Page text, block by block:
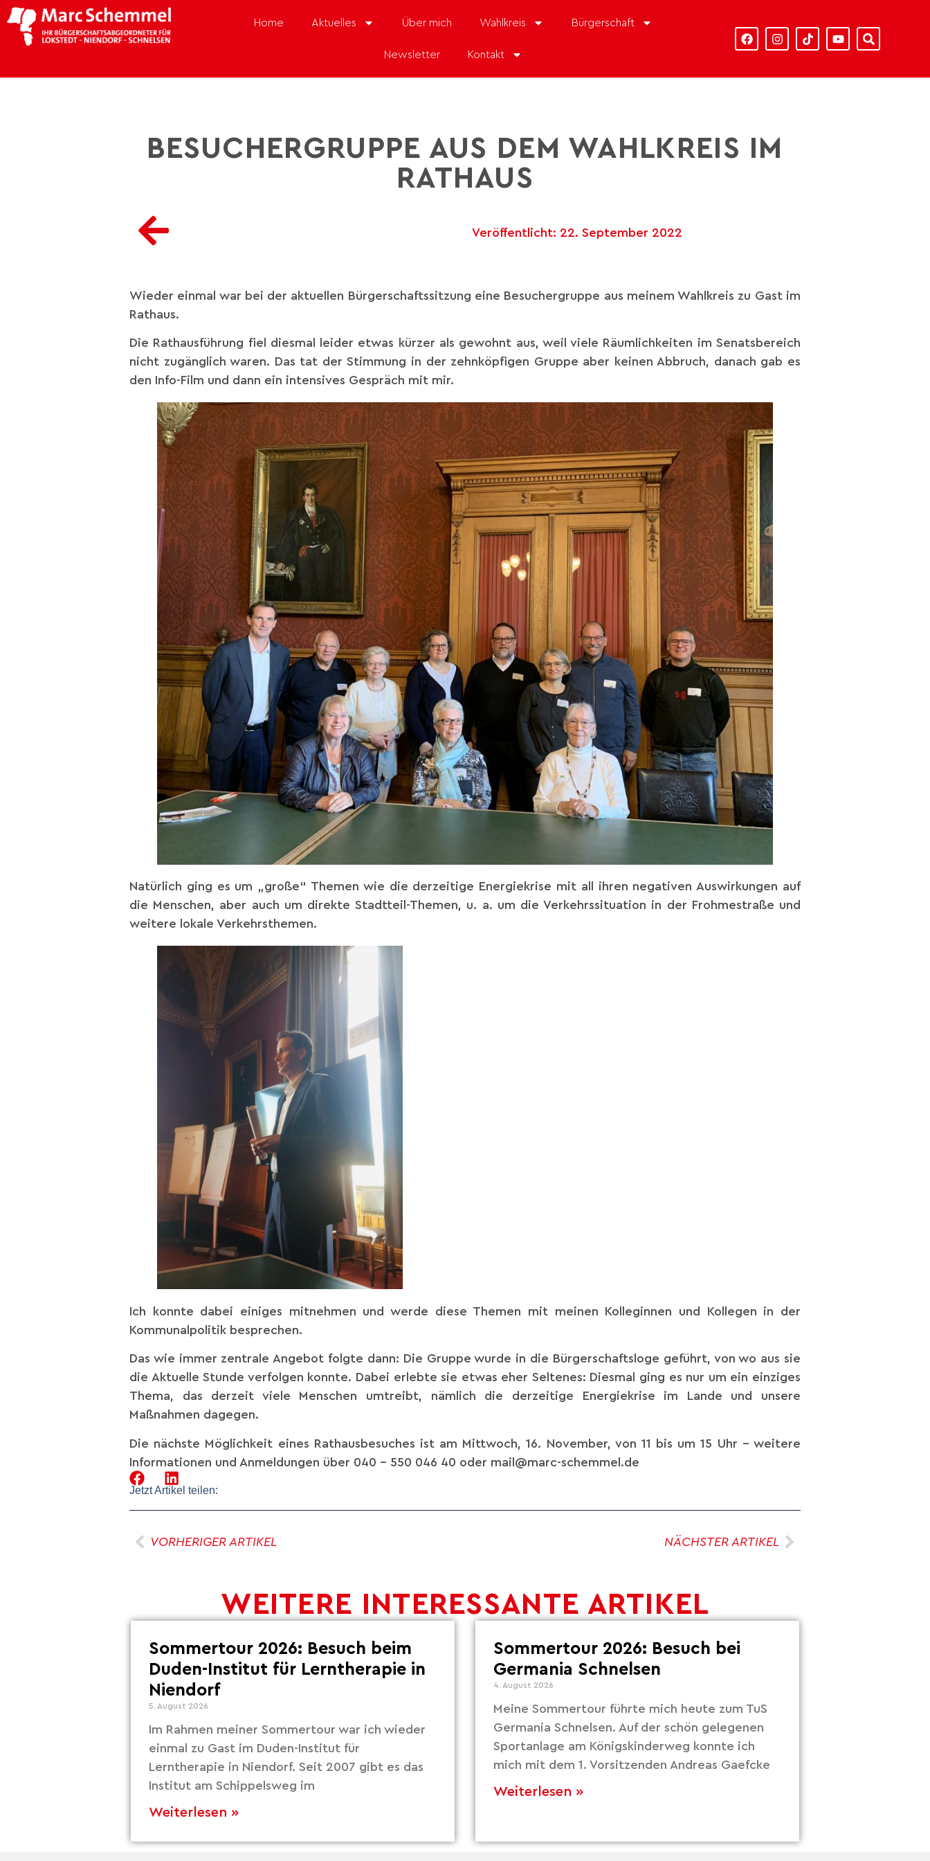
Home Aktuelles Über mich Wahlkreis Bürgerschaft
Newsletter Kontakt
BESUCHERGRUPPE AUS DEM WAHLKREIS IM
RATHAUS
Veröffentlicht: 22. September 2022
Wieder einmal war bei der aktuellen Bürgerschaftssitzung eine Besuchergruppe aus meinem Wahlkreis zu Gast im
Rathaus.
Die Rathausführung fiel diesmal leider etwas kürzer als gewohnt aus, weil viele Räumlichkeiten im Senatsbereich
nicht zugänglich waren. Das tat der Stimmung in der zehnköpfigen Gruppe aber keinen Abbruch, danach gab es
den Info-Film und dann ein intensives Gespräch mit mir.
Natürlich ging es um „große“ Themen wie die derzeitige Energiekrise mit all ihren negativen Auswirkungen auf
die Menschen, aber auch um direkte Stadtteil-Themen, u. a. um die Verkehrssituation in der Frohmestraße und
weitere lokale Verkehrsthemen.
Ich konnte dabei einiges mitnehmen und werde diese Themen mit meinen Kolleginnen und Kollegen in der
Kommunalpolitik besprechen.
Das wie immer zentrale Angebot folgte dann: Die Gruppe wurde in die Bürgerschaftsloge geführt, von wo aus sie
die Aktuelle Stunde verfolgen konnte. Dabei erlebte sie etwas eher Seltenes: Diesmal ging es nur um ein einziges
Thema, das derzeit viele Menschen umtreibt, nämlich die derzeitige Energiekrise im Lande und unsere
Maßnahmen dagegen.
Die nächste Möglichkeit eines Rathausbesuches ist am Mittwoch, 16. November, von 11 bis um 15 Uhr – weitere
Informationen und Anmeldungen über 040 – 550 046 40 oder mail@marc-schemmel.de
Jetzt Artikel teilen:
VORHERIGER ARTIKEL NÄCHSTER ARTIKEL
WEITERE INTERESSANTE ARTIKEL
Sommertour 2026: Besuch beim
Duden-Institut für Lerntherapie in
Niendorf
5. August 2026
Im Rahmen meiner Sommertour war ich wieder
einmal zu Gast im Duden-Institut für
Lerntherapie in Niendorf. Seit 2007 gibt es das
Institut am Schippelsweg im
Weiterlesen »
Sommertour 2026: Besuch bei
Germania Schnelsen
4. August 2026
Meine Sommertour führte mich heute zum TuS
Germania Schnelsen. Auf der schön gelegenen
Sportanlage am Königskinderweg konnte ich
mich mit dem 1. Vorsitzenden Andreas Gaefcke
Weiterlesen »